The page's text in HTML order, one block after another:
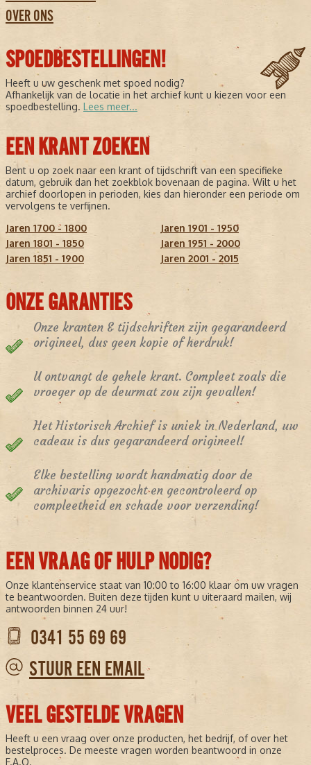
OVER ONS
SPOEDBESTELLINGEN!
Heeft u uw geschenk met spoed nodig?
Afhankelijk van de locatie in het archief kunt u kiezen voor een
spoedbestelling. Lees meer...
EEN KRANT ZOEKEN
Bent u op zoek naar een krant of tijdschrift van een specifieke
datum, gebruik dan het zoekblok bovenaan de pagina. Wilt u het
archief doorlopen in perioden, kies dan hieronder een periode om
vervolgens te verfijnen.
Jaren 1700 - 1800
Jaren 1801 - 1850
Jaren 1851 - 1900
Jaren 1901 - 1950
Jaren 1951 - 2000
Jaren 2001 - 2015
ONZE GARANTIES
Onze kranten & tijdschriften zijn gegarandeerd
origineel, dus geen kopie of herdruk!
U ontvangt de gehele krant. Compleet zoals die
vroeger op de deurmat zou zijn gevallen!
Het Historisch Archief is uniek in Nederland, uw
cadeau is dus gegarandeerd origineel!
Elke bestelling wordt handmatig door de
archivaris opgezocht en gecontroleerd op
compleetheid en schade voor verzending!
EEN VRAAG OF HULP NODIG?
Onze klantenservice staat van 10:00 to 16:00 klaar om uw vragen
te beantwoorden. Buiten deze tijden kunt u uiteraard mailen, wij
antwoorden binnen 24 uur!
0341 55 69 69
STUUR EEN EMAIL
VEEL GESTELDE VRAGEN
Heeft u een vraag over onze producten, het bedrijf, of over het
bestelproces. De meeste vragen worden beantwoord in onze
F.A.Q.